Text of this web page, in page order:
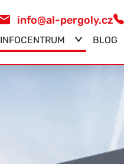
info@al-pergoly.cz
INFOCENTRUM BLOG